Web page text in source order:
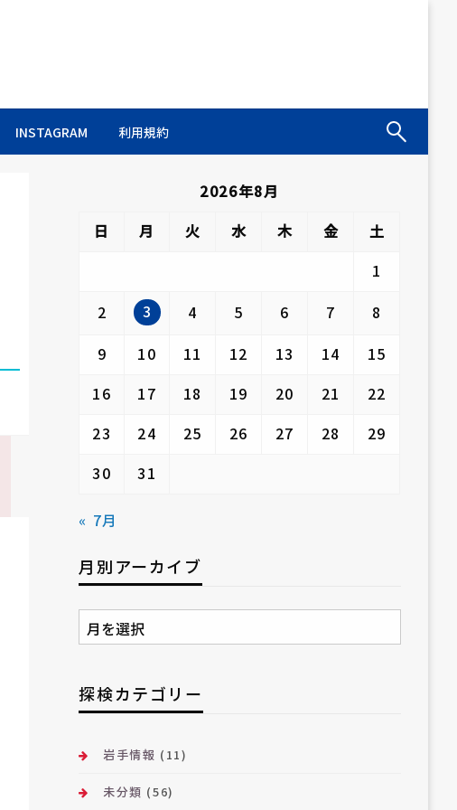
INSTAGRAM 利用規約
2026年8月
日
月 火 水 木 金
土
1
2
3 4 5 6 7
8
9
10 11 12 13 14
15
16
17 18 19 20 21
22
23
24 25 26 27 28
29
30
31
« 7月
月別アーカイブ
月
別
ー
カ
ブ
探検カテゴリー
岩手情報 (11)
未分類 (56)